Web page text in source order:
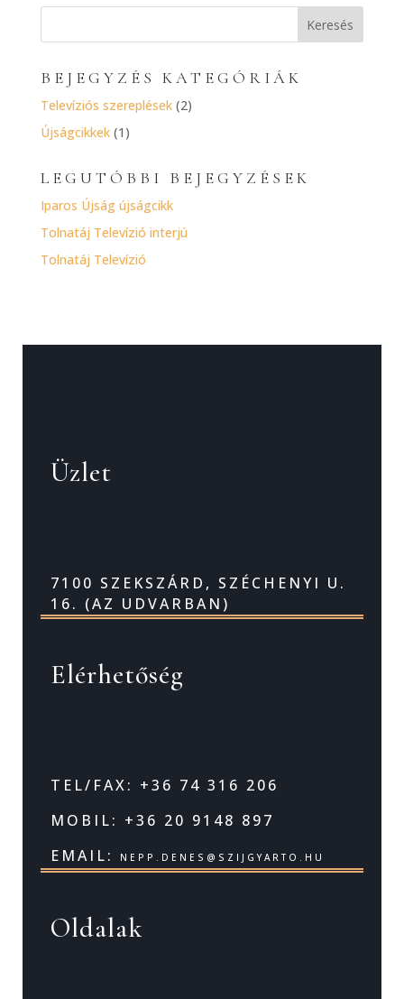
BEJEGYZÉS KATEGÓRIÁK
Televíziós szereplések(2)
Újságcikkek(1)
LEGUTÓBBI BEJEGYZÉSEK
Iparos Újság újságcikk
Tolnatáj Televízió interjú
Tolnatáj Televízió
Üzlet
7100 SZEKSZÁRD, SZÉCHENYI U.
16. (AZ UDVARBAN)
Elérhetőség
TEL/FAX: +36 74 316 206
MOBIL: +36 20 9148 897
EMAIL:
NEPP.DENES@SZIJGYARTO.HU
Oldalak